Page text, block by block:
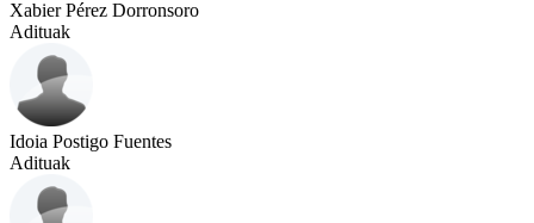
Xabier Pérez Dorronsoro
Adituak
Idoia Postigo Fuentes
Adituak